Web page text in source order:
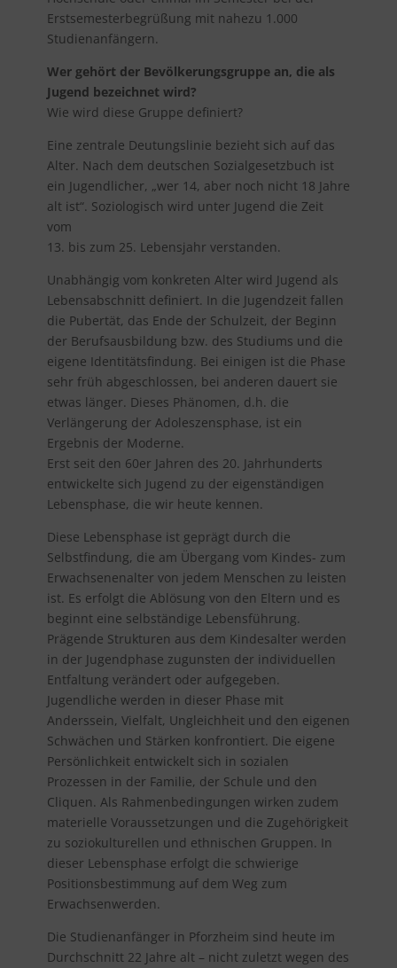
Erstsemesterbegrüßung mit nahezu 1.000
Studienanfängern.
Wer gehört der Bevölkerungsgruppe an, die als
Jugend bezeichnet wird?
Wie wird diese Gruppe definiert?
Eine zentrale Deutungslinie bezieht sich auf das
Alter. Nach dem deutschen Sozialgesetzbuch ist
ein Jugendlicher, „wer 14, aber noch nicht 18 Jahre
alt ist“. Soziologisch wird unter Jugend die Zeit
vom
13. bis zum 25. Lebensjahr verstanden.
Unabhängig vom konkreten Alter wird Jugend als
Lebensabschnitt definiert. In die Jugendzeit fallen
die Pubertät, das Ende der Schulzeit, der Beginn
der Berufsausbildung bzw. des Studiums und die
eigene Identitätsfindung. Bei einigen ist die Phase
sehr früh abgeschlossen, bei anderen dauert sie
etwas länger. Dieses Phänomen, d.h. die
Verlängerung der Adoleszensphase, ist ein
Ergebnis der Moderne.
Erst seit den 60er Jahren des 20. Jahrhunderts
entwickelte sich Jugend zu der eigenständigen
Lebensphase, die wir heute kennen.
Diese Lebensphase ist geprägt durch die
Selbstfindung, die am Übergang vom Kindes- zum
Erwachsenenalter von jedem Menschen zu leisten
ist. Es erfolgt die Ablösung von den Eltern und es
beginnt eine selbständige Lebensführung.
Prägende Strukturen aus dem Kindesalter werden
in der Jugendphase zugunsten der individuellen
Entfaltung verändert oder aufgegeben.
Jugendliche werden in dieser Phase mit
Anderssein, Vielfalt, Ungleichheit und den eigenen
Schwächen und Stärken konfrontiert. Die eigene
Persönlichkeit entwickelt sich in sozialen
Prozessen in der Familie, der Schule und den
Cliquen. Als Rahmenbedingungen wirken zudem
materielle Voraussetzungen und die Zugehörigkeit
zu soziokulturellen und ethnischen Gruppen. In
dieser Lebensphase erfolgt die schwierige
Positionsbestimmung auf dem Weg zum
Erwachsenwerden.
Die Studienanfänger in Pforzheim sind heute im
Durchschnitt 22 Jahre alt – nicht zuletzt wegen des